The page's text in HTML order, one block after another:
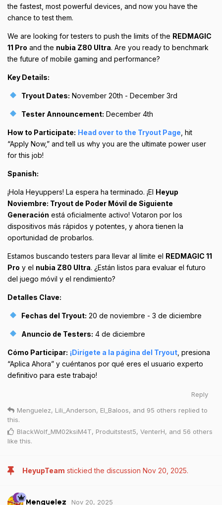
the fastest, most powerful devices, and now you have the
chance to test them.
We are looking for testers to push the limits of the REDMAGIC
11 Pro and the nubia Z80 Ultra. Are you ready to benchmark
the future of mobile gaming and performance?
Key Details:
Tryout Dates: November 20th - December 3rd
Tester Announcement: December 4th
How to Participate: Head over to the Tryout Page , hit
“Apply Now,” and tell us why you are the ultimate power user
for this job!
Spanish:
¡Hola Heyuppers! La espera ha terminado. ¡El Heyup
Noviembre: Tryout de Poder Móvil de Siguiente
Generación está oficialmente activo! Votaron por los
dispositivos más rápidos y potentes, y ahora tienen la
oportunidad de probarlos.
Estamos buscando testers para llevar al límite el REDMAGIC 11
Pro y el nubia Z80 Ultra. ¿Están listos para evaluar el futuro
del juego móvil y el rendimiento?
Detalles Clave:
Fechas del Tryout: 20 de noviembre - 3 de diciembre
Anuncio de Testers: 4 de diciembre
Cómo Participar: ¡Dirígete a la página del Tryout , presiona
“Aplica Ahora” y cuéntanos por qué eres el usuario experto
definitivo para este trabajo!
Reply
Menguelez, Lili_Anderson, El_Baloos, and 95 others replied to
this.
BlackWolf_MM02ksiM4T, Produitstest5, VenterH, and 56 others
like this.
HeyupTeam stickied the discussion Nov 20, 2025.
Menguelez Nov 20, 2025